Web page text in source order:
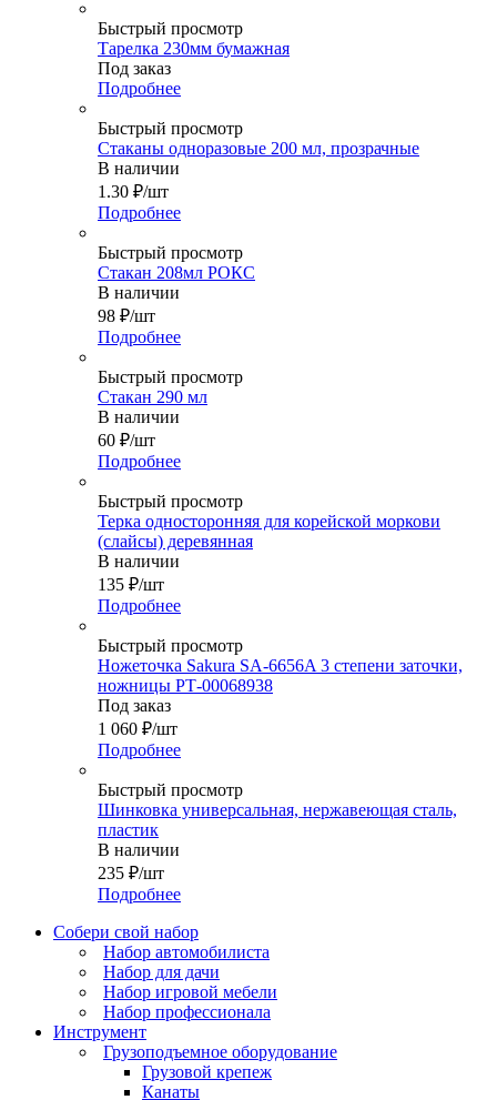
Быстрый просмотр
Тарелка 230мм бумажная
Под заказ
Подробнее
Быстрый просмотр
Стаканы одноразовые 200 мл, прозрачные
В наличии
1.30 ₽/шт
Подробнее
Быстрый просмотр
Стакан 208мл РОКС
В наличии
98 ₽/шт
Подробнее
Быстрый просмотр
Стакан 290 мл
В наличии
60 ₽/шт
Подробнее
Быстрый просмотр
Терка односторонняя для корейской моркови
(слайсы) деревянная
В наличии
135 ₽/шт
Подробнее
Быстрый просмотр
Ножеточка Sakura SA-6656A 3 степени заточки,
ножницы РТ-00068938
Под заказ
1 060 ₽/шт
Подробнее
Быстрый просмотр
Шинковка универсальная, нержавеющая сталь,
пластик
В наличии
235 ₽/шт
Подробнее
Собери свой набор
Набор автомобилиста
Набор для дачи
Набор игровой мебели
Набор профессионала
Инструмент
Грузоподъемное оборудование
Грузовой крепеж
Канаты